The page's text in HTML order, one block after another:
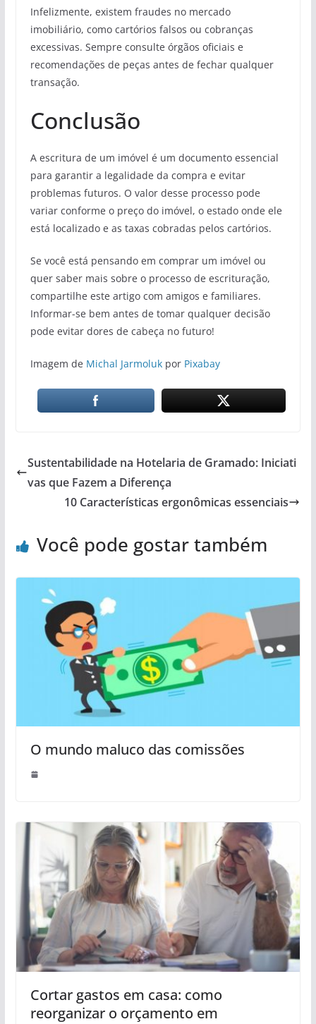
Infelizmente, existem fraudes no mercado
imobiliário, como cartórios falsos ou cobranças
excessivas. Sempre consulte órgãos oficiais e
recomendações de peças antes de fechar qualquer
transação.
Conclusão
A escritura de um imóvel é um documento essencial
para garantir a legalidade da compra e evitar
problemas futuros. O valor desse processo pode
variar conforme o preço do imóvel, o estado onde ele
está localizado e as taxas cobradas pelos cartórios.
Se você está pensando em comprar um imóvel ou
quer saber mais sobre o processo de escrituração,
compartilhe este artigo com amigos e familiares.
Informar-se bem antes de tomar qualquer decisão
pode evitar dores de cabeça no futuro!
Imagem de Michal Jarmolukpor Pixabay
Sustentabilidade na Hotelaria de Gramado: Iniciati
vas que Fazem a Diferença
10 Características ergonômicas essenciais
Você pode gostar também
O mundo maluco das comissões
Cortar gastos em casa: como
reorganizar o orçamento em